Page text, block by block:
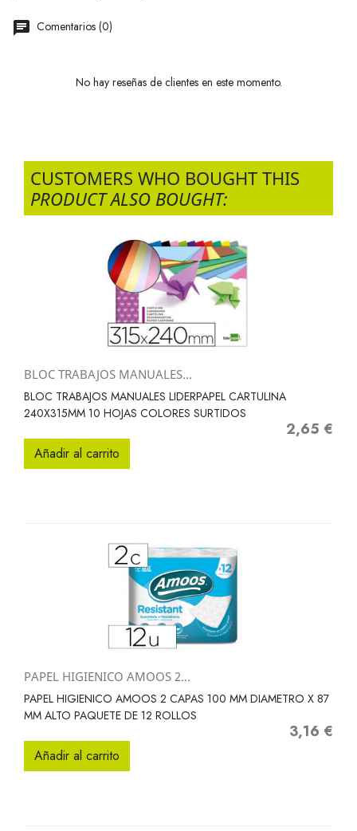
Comentarios (0)
No hay reseñas de clientes en este momento.
CUSTOMERS WHO BOUGHT THIS
PRODUCT ALSO BOUGHT:
BLOC TRABAJOS MANUALES...
BLOC TRABAJOS MANUALES LIDERPAPEL CARTULINA
240X315MM 10 HOJAS COLORES SURTIDOS
Precio
2,65 €
Añadir al carrito
PAPEL HIGIENICO AMOOS 2...
PAPEL HIGIENICO AMOOS 2 CAPAS 100 MM DIAMETRO X 87
MM ALTO PAQUETE DE 12 ROLLOS
Precio
3,16 €
Añadir al carrito